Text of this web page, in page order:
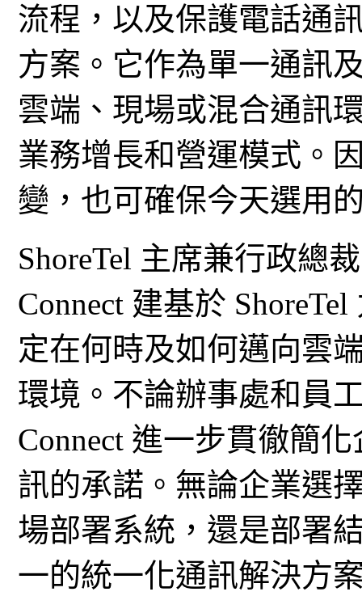
流程，以及保護電話通
方案。它作為單一通訊
雲端、現場或混合通訊
業務增長和營運模式。
變，也可確保今天選用
ShoreTel 主席兼行政總
Connect 建基於
定在何時及如何邁向雲
環境。不論辦事處和員
Connect 進一步貫徹簡
訊的承諾。無論企業選
場部署系統，還是部署
一的統一化通訊解決方